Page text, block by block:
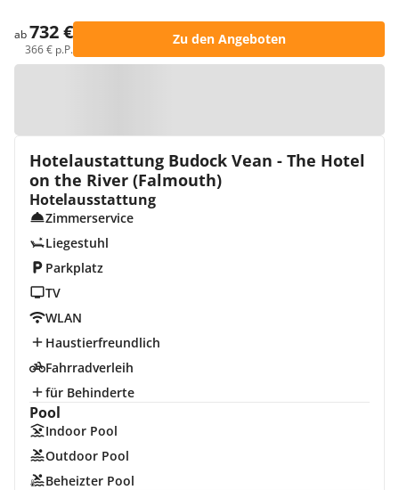
ab732 €
366 € p.P.
Zu den Angeboten
Hotelaustattung Budock Vean - The Hotel
on the River (Falmouth)
Hotelausstattung
Zimmerservice
Liegestuhl
Parkplatz
TV
WLAN
Haustierfreundlich
Fahrradverleih
für Behinderte
Pool
Indoor Pool
Outdoor Pool
Beheizter Pool